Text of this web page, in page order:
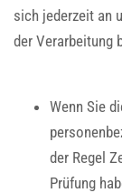
sich jederzeit an
der Verarbeitung
Wenn Sie
der Regel
Prüfung